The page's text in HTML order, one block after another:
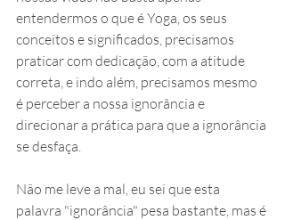
entendermos o que é Yoga, os seus
conceitos e significados, precisamos
praticar com dedicação, com a atitude
correta, e indo além, precisamos mesmo
é perceber a nossa ignorância e
direcionar a prática para que a ignorância
se desfaça.
Não me leve a mal, eu sei que esta
palavra "ignorância" pesa bastante, mas é